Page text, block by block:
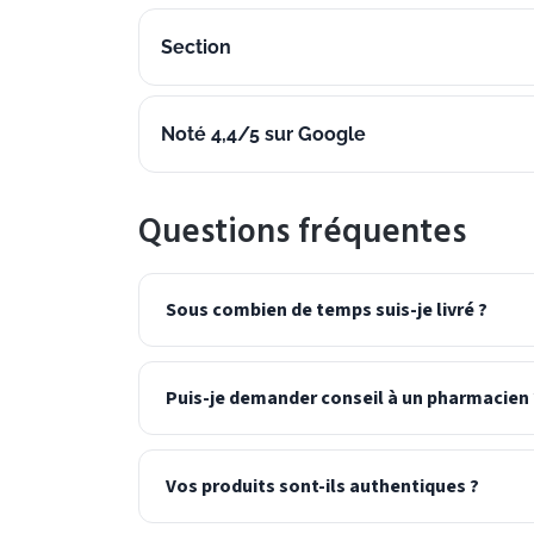
Section
Noté 4,4/5 sur Google
Questions fréquentes
Sous combien de temps suis-je livré ?
Puis-je demander conseil à un pharmacien
Vos produits sont-ils authentiques ?